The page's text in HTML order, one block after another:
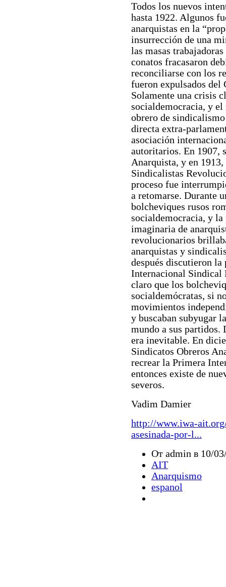
Todos los nuevos
hasta 1922. Algunos
anarquistas en la
insurrección de una
las masas
conatos fracasaron
reconciliarse con los
fueron expulsados del
Solamente una crisis
socialdemocracia, y
obrero de
directa extra-
asociación
autoritarios. En 1907,
Anarquista, y en
Sindicalistas
proceso fue
a retomarse. Durante
bolcheviques rusos
socialdemocracia, y
imaginaria de
revolucionarios
anarquistas y
después discutieron
Internacional Sindical
claro que los
socialdemócratas, si
movimientos
y buscaban subyugar
mundo a sus partidos.
era inevitable. En
Sindicatos Obreros
recrear la Primera
entonces existe de
severos.
Vadim Damier
http://www.iwa-
asesinada-por-l...
От admin в 10/
AIT
Anarquismo
espanol